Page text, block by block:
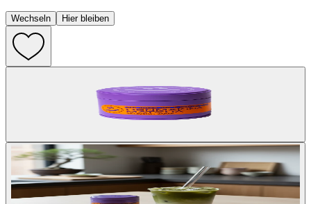
Wechseln Hier bleiben